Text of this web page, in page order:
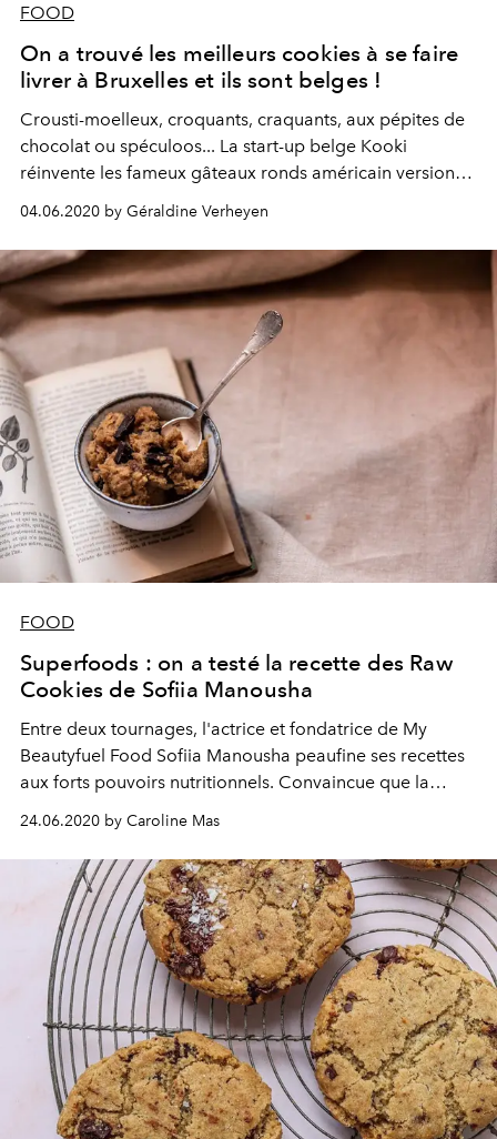
FOOD
On a trouvé les meilleurs cookies à se faire
livrer à Bruxelles et ils sont belges !
Crousti-moelleux, croquants, craquants, aux pépites de
chocolat ou spéculoos... La start-up belge Kooki
réinvente les fameux gâteaux ronds américain version
maxi, et twisté d’une saveur belge inégalée.
04.06.2020 by Géraldine Verheyen
FOOD
Superfoods : on a testé la recette des Raw
Cookies de Sofiia Manousha
Entre deux tournages, l'actrice et fondatrice de My
Beautyfuel Food Sofiia Manousha peaufine ses recettes
aux forts pouvoirs nutritionnels. Convaincue que la
beauté et le bien-être se cultivent de l'intérieur, elle nous
livre aujourd'hui sa recette gourmande et 100% healthy
des Raw Cookies.
24.06.2020 by Caroline Mas